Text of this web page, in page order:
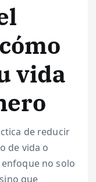
vida
de reducir
de vida o
no solo
que